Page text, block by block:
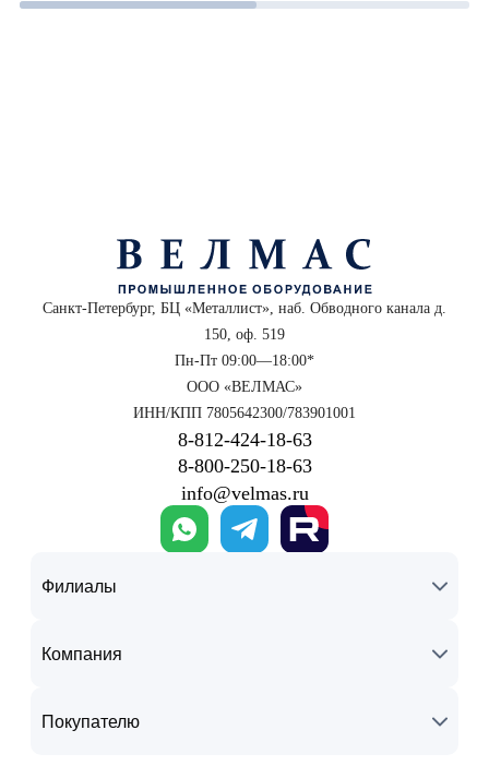
Санкт-Петербург, БЦ «Металлист», наб. Обводного канала д.
150, оф. 519
Пн-Пт 09:00—18:00*
ООО «ВЕЛМАС»
ИНН/КПП 7805642300/783901001
8‑812‑424‑18‑63
8‑800‑250‑18‑63
info@velmas.ru
Филиалы
Компания
Покупателю